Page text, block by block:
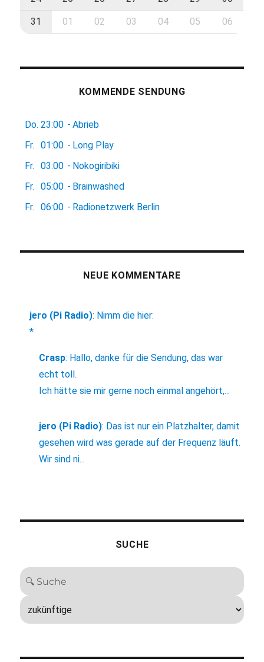
31 01 02 03 04 05 06
KOMMENDE SENDUNG
Do. 23:00 - Abrieb
Fr.
01:00 - Long Play
Fr.
03:00 - Nokogiribiki
Fr.
05:00 - Brainwashed
Fr.
06:00 - Radionetzwerk Berlin
NEUE KOMMENTARE
jero (Pi Radio): Nimm die hier:
*
Crasp: Hallo, danke für die Sendung, das war
echt toll.
Ich hätte sie mir gerne noch einmal angehört,...
jero (Pi Radio): Das ist nur ein Platzhalter, damit
gesehen wird was gerade auf der Frequenz läuft.
Wir sind ni...
SUCHE